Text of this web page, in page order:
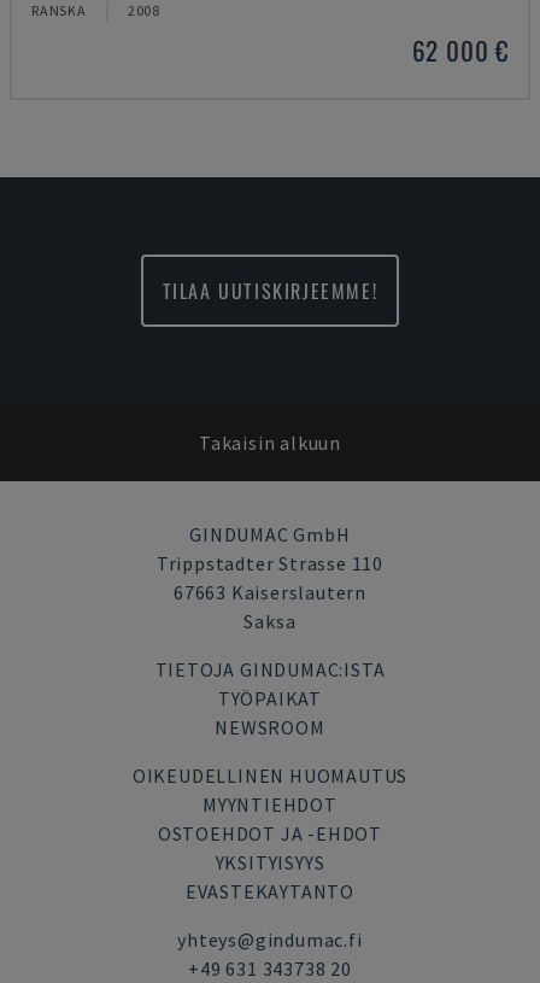
RANSKA 2008
62 000 €
TILAA UUTISKIRJEEMME!
Takaisin alkuun
GINDUMAC GmbH
Trippstadter Strasse 110
67663 Kaiserslautern
Saksa
TIETOJA GINDUMAC:ISTA
TYÖPAIKAT
NEWSROOM
OIKEUDELLINEN HUOMAUTUS
MYYNTIEHDOT
OSTOEHDOT JA -EHDOT
YKSITYISYYS
EVASTEKAYTANTO
yhteys@gindumac.fi
+49 631 343738 20